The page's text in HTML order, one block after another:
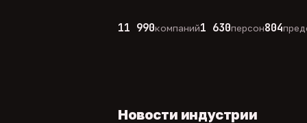
11 990компаний1 630персон804
Новости индустрии